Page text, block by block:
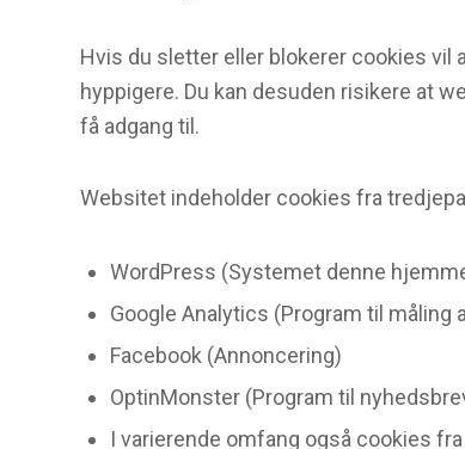
Hvis du sletter eller blokerer cookies
hyppigere. Du kan desuden risikere at
få adgang til.
Websitet indeholder cookies fra
WordPress (Systemet denne
Google Analytics (Program til
Facebook (Annoncering)
OptinMonster (Program til
I varierende omfang også cookies